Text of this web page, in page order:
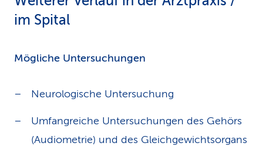
im Spital
Mögliche Untersuchungen
Neurologische Untersuchung
Umfangreiche Untersuchungen des Gehörs
(Audiometrie) und des Gleichgewichtsorgans